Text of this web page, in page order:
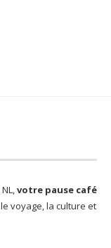
votre pause café
voyage, la culture et